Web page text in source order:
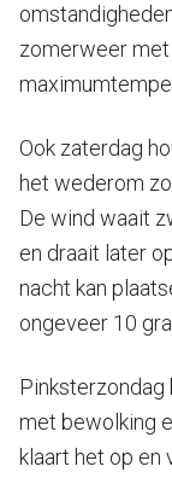
zomerweer
Ook zaterdag
het wederom
De wind waait
en draait later
nacht kan
ongeveer 10
met bewolking
klaart het op en